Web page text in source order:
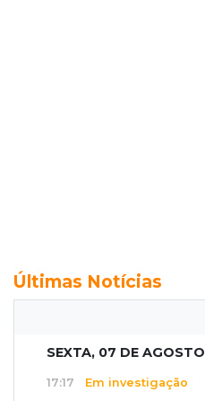
Últimas Notícias
SEXTA, 07 DE AGOSTO
17:17 Em investigação